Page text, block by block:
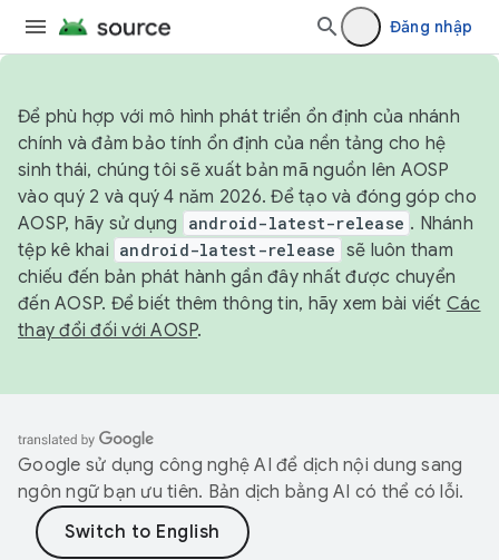
Đăng nhập
Để phù hợp với mô hình phát triển ổn định của nhánh
chính và đảm bảo tính ổn định của nền tảng cho hệ
sinh thái, chúng tôi sẽ xuất bản mã nguồn lên AOSP
vào quý 2 và quý 4 năm 2026. Để tạo và đóng góp cho
AOSP, hãy sử dụng
android-latest-release . Nhánh
tệp kê khai android-latest-release sẽ luôn tham
chiếu đến bản phát hành gần đây nhất được chuyển
đến AOSP. Để biết thêm thông tin, hãy xem bài viết Các
thay đổi đối với AOSP.
Google sử dụng công nghệ AI để dịch nội dung sang
ngôn ngữ bạn ưu tiên. Bản dịch bằng AI có thể có lỗi.